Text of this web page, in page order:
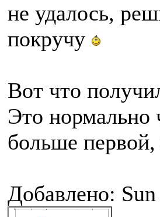
не удалось,
покручу
Вот что
Это нормально
больше
Добавлено: